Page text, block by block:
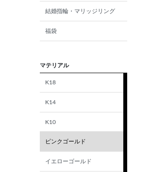
結婚指輪・マリッジリング
福袋
マテリアル
K18
K14
K10
ピンクゴールド
イエローゴールド